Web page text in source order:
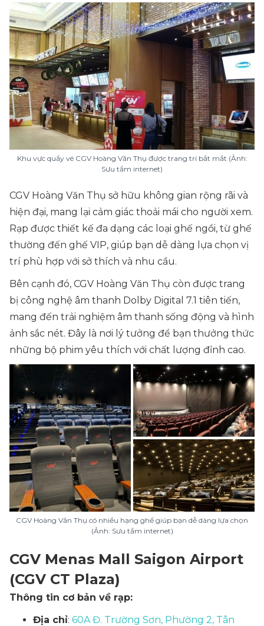
Khu vực quầy vé CGV Hoàng Văn Thụ được trang trí bắt mắt (Ảnh:
Sưu tầm internet)
CGV Hoàng Văn Thụ sở hữu không gian rộng rãi và
hiện đại, mang lại cảm giác thoải mái cho người xem.
Rạp được thiết kế đa dạng các loại ghế ngồi, từ ghế
thường đến ghế VIP, giúp bạn dễ dàng lựa chọn vị
trí phù hợp với sở thích và nhu cầu.
Bên cạnh đó, CGV Hoàng Văn Thụ còn được trang
bị công nghệ âm thanh Dolby Digital 7.1 tiên tiến,
mang đến trải nghiệm âm thanh sống động và hình
ảnh sắc nét. Đây là nơi lý tưởng để bạn thưởng thức
những bộ phim yêu thích với chất lượng đỉnh cao.
CGV Hoàng Văn Thụ có nhiều hạng ghế giúp bạn dễ dàng lựa chọn
(Ảnh: Sưu tầm internet)
CGV Menas Mall Saigon Airport
(CGV CT Plaza)
Thông tin cơ bản về rạp:
Địa chỉ: 60A Đ. Trường Sơn, Phường 2, Tân